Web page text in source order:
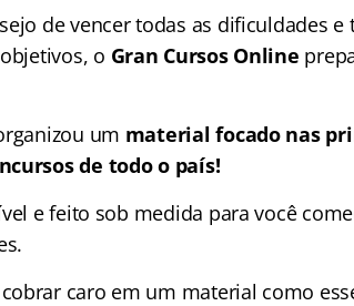
de vencer todas as dificuldades
o Gran Cursos Online
um material focado nas
de todo o país!
e feito sob medida para você
caro em um material como